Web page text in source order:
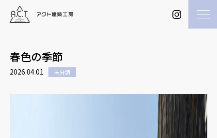
春色の季節
2026.04.01 未分類